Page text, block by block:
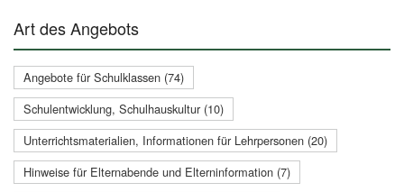
Art des Angebots
Angebote für Schulklassen (74)
Schulentwicklung, Schulhauskultur (10)
Unterrichtsmaterialien, Informationen für Lehrpersonen (20)
Hinweise für Elternabende und Elterninformation (7)